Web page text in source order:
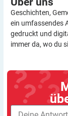
Geschichten,
ein umfassendes
gedruckt und
immer da, wo du